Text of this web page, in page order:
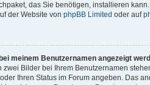
das Sie benötigen, installieren
der Website von phpBB Limited oder auf
meinem Benutzernamen angezeigt
zwei Bilder bei Ihrem Benutzernamen
Ihren Status im Forum angeben. Das